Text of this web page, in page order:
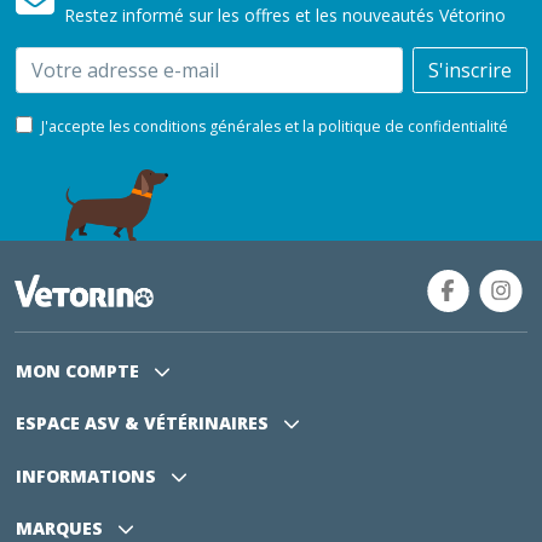
Restez informé sur les offres et les nouveautés Vétorino
Email S'inscrire
J'accepte les conditions générales et la politique de confidentialité
MON COMPTE
ESPACE ASV & VÉTÉRINAIRES
INFORMATIONS
MARQUES